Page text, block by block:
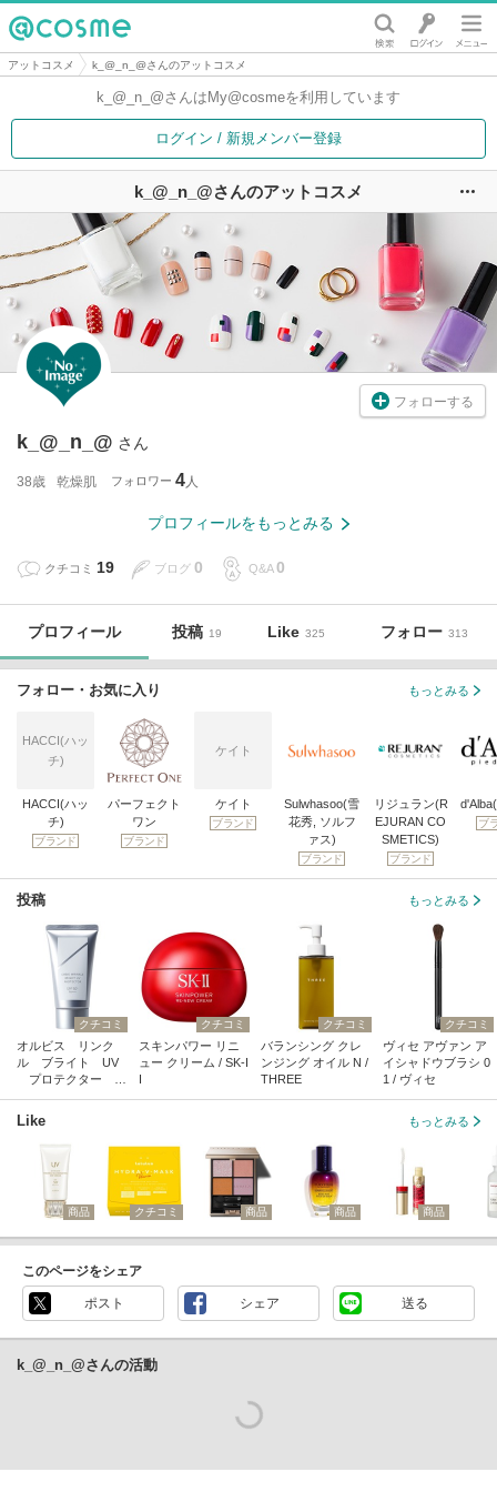
@cosme
アットコスメ k_@_n_@さんのアットコスメ
k_@_n_@さんは My@cosmeを利用しています
ログイン / 新規メンバー登録
k_@_n_@さんのアットコスメ
フォローする
k_@_n_@ さん
38歳 乾燥肌 フォロワー 4
プロフィールをもっとみる
クチコミ 19 ブログ 0 Q&A 0
プロフィール 投稿 19 Like 325 フォロー 313
フォロー・お気に入り もっとみる
HACCI(ハッ
チ)
HACCI(ハッ
チ)
ブランド
パーフェクト
ワン
ブランド
ケイト
ケイト
ブランド
Sulwhasoo(雪
花秀, ソルフ
ァス)
ブランド
リジュラン(R
EJURAN CO
SMETICS)
ブランド
ブ
投稿 もっとみる
クチコミ
オルビス リンク
ル ブライト UV
プロテクター N
クチコミ
スキンパワー リニ
ュー クリーム / SK-I
クチコミ
バランシング クレ
ンジング オイル N /
THREE
クチコミ
ヴィセ アヴァン ア
イシャドウブラシ 0
1 / ヴィセ
Like もっとみる
商品 クチコミ 商品 商品 商品
このページをシェア
ポスト シェア 送る
k_@_n_@さんの活動